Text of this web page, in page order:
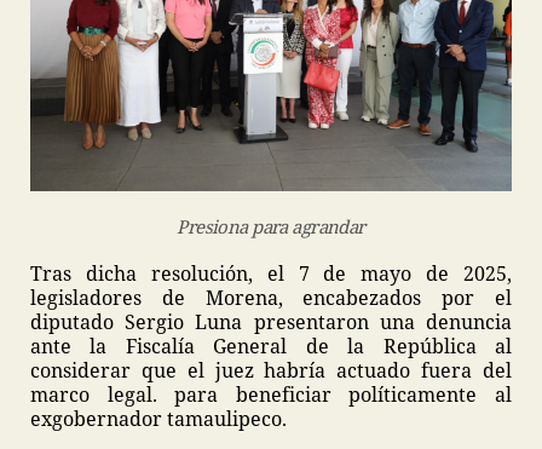
Presiona para agrandar
Tras dicha resolución, el 7 de mayo de 2025,
legisladores de Morena, encabezados por el
diputado Sergio Luna presentaron una denuncia
ante la Fiscalía General de la República al
considerar que el juez habría actuado fuera del
marco legal. para beneficiar políticamente al
exgobernador tamaulipeco.